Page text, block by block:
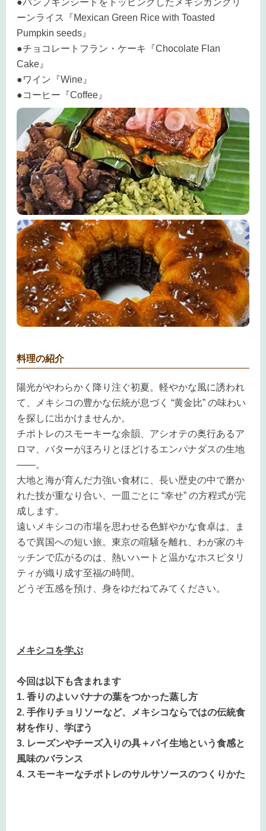
●パンプキンシードをトッピングしたメキシカングリ
ーンライス『Mexican Green Rice with Toasted
Pumpkin seeds』
●チョコレートフラン・ケーキ『Chocolate Flan
Cake』
●ワイン『Wine』
●コーヒー『Coffee』
料理の紹介
陽光がやわらかく降り注ぐ初夏。軽やかな風に誘われ
て、メキシコの豊かな伝統が息づく “黄金比” の味わい
を探しに出かけませんか。
チポトレのスモーキーな余韻、アシオテの奥行あるア
ロマ、バターがほろりとほどけるエンパナダスの生地
――。
大地と海が育んだ力強い食材に、長い歴史の中で磨か
れた技が重なり合い、一皿ごとに “幸せ” の方程式が完
成します。
遠いメキシコの市場を思わせる色鮮やかな食卓は、ま
るで異国への短い旅。東京の喧騒を離れ、わが家のキ
ッチンで広がるのは、熱いハートと温かなホスピタリ
ティが織り成す至福の時間。
どうぞ五感を預け、身をゆだねてみてください。
メキシコを学ぶ
今回は以下も含まれます
1. 香りのよいバナナの葉をつかった蒸し方
2. 手作りチョリソーなど、メキシコならではの伝統食
材を作り、学ぼう
3. レーズンやチーズ入りの具＋パイ生地という食感と
風味のバランス
4. スモーキーなチポトレのサルサソースのつくりかた